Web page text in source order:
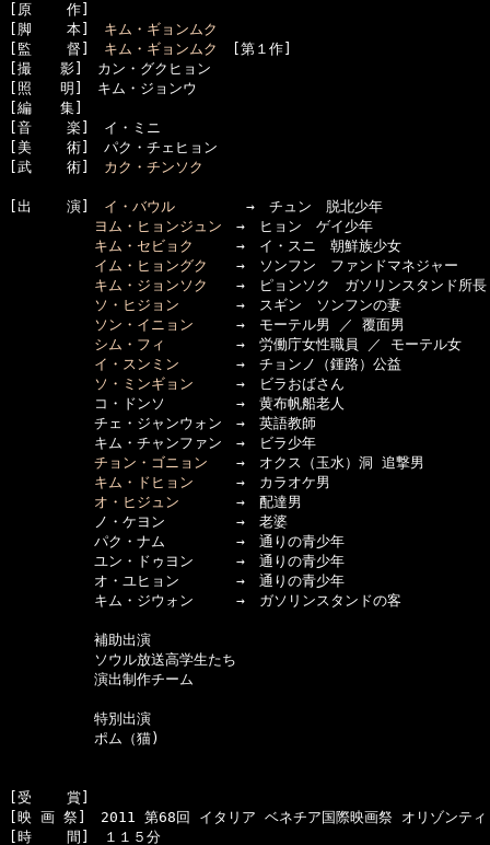
[原    作]
[脚    本] キム・ギョンムク
[監    督] キム・ギョンムク
[第１作]
[撮　　影]　カン・グクヒョン
[照　　明]　キム・ジョンウ
[編　　集]
[音    楽]　イ・ミニ
[美    術]　パク・チェヒョン
[武    術] カク・チンソク
[出    演] イ・バウル →　チュン　脱北少年
ヨム・ヒョンジュン →　ヒョン　ゲイ少年
キム・セビョク
→　イ・スニ　朝鮮族少女
イム・ヒョングク
→　ソンフン　ファンドマネジャー
キム・ジョンソク
→　ピョンソク　ガソリンスタンド所長
ソ・ヒジョン →　スギン　ソンフンの妻
ソン・イニョン →　モーテル男 ／ 覆面男
シム・フィ
→　労働庁女性職員 ／ モーテル女
イ・スンミン →　チョンノ（鍾路）公益
ソ・ミンギョン →　ビラおばさん
コ・ドンソ　　　　　→　黄布帆船老人
チェ・ジャンウォン　→　英語教師
キム・チャンファン　→　ビラ少年
チョン・ゴニョン →　オクス（玉水）洞 追撃男
キム・ドヒョン →　カラオケ男
オ・ヒジュン →　配達男
ノ・ケヨン　　　　　→　老婆
パク・ナム　　　　　→　通りの青少年
ユン・ドゥヨン　　　→　通りの青少年
オ・ユヒョン　　　　→　通りの青少年
キム・ジウォン　　　→　ガソリンスタンドの客
補助出演
ソウル放送高学生たち
演出制作チーム
特別出演
ポム（猫)
[受    賞]
[映 画 祭]　2011 第68回 イタリア ベネチア国際映画祭 オリゾンティ
[時    間]　１１５分